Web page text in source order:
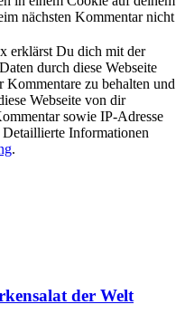
nächsten Kommentar nicht
erklärst Du dich mit der
durch diese Webseite
zu behalten und
Webseite von dir
sowie IP-Adresse
Informationen
.
der Welt